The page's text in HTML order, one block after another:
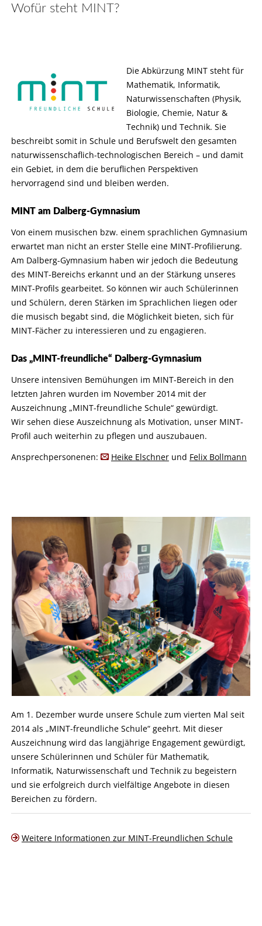
Wofür steht MINT?
Die Abkürzung MINT steht für
Mathematik, Informatik,
Naturwissenschaften (Physik,
Biologie, Chemie, Natur &
Technik) und Technik. Sie
beschreibt somit in Schule und Berufswelt den gesamten
naturwissenschaflich-technologischen Bereich – und damit
ein Gebiet, in dem die beruflichen Perspektiven
hervorragend sind und bleiben werden.
MINT am Dalberg-Gymnasium
Von einem musischen bzw. einem sprachlichen Gymnasium
erwartet man nicht an erster Stelle eine MINT-Profilierung.
Am Dalberg-Gymnasium haben wir jedoch die Bedeutung
des MINT-Bereichs erkannt und an der Stärkung unseres
MINT-Profils gearbeitet. So können wir auch Schülerinnen
und Schülern, deren Stärken im Sprachlichen liegen oder
die musisch begabt sind, die Möglichkeit bieten, sich für
MINT-Fächer zu interessieren und zu engagieren.
Das „MINT-freundliche“ Dalberg-Gymnasium
Unsere intensiven Bemühungen im MINT-Bereich in den
letzten Jahren wurden im November 2014 mit der
Auszeichnung „MINT-freundliche Schule“ gewürdigt.
Wir sehen diese Auszeichnung als Motivation, unser MINT-
Profil auch weiterhin zu pflegen und auszubauen.
Ansprechpersonenen:
Heike Elschnerund Felix Bollmann
Am 1. Dezember wurde unsere Schule zum vierten Mal seit
2014 als „MINT-freundliche Schule“ geehrt. Mit dieser
Auszeichnung wird das langjährige Engagement gewürdigt,
unsere Schülerinnen und Schüler für Mathematik,
Informatik, Naturwissenschaft und Technik zu begeistern
und sie erfolgreich durch vielfältige Angebote in diesen
Bereichen zu fördern.
Weitere Informationen zur MINT-Freundlichen Schule